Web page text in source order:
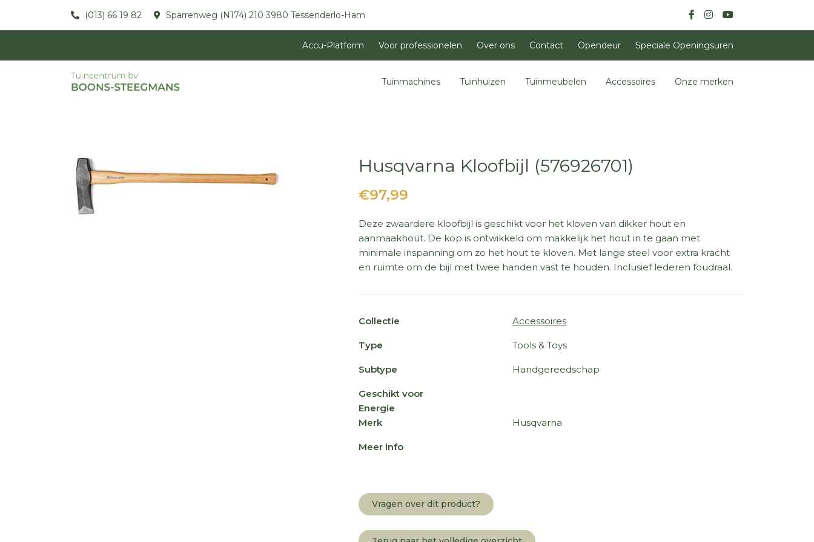
(013) 66 19 82 Sparrenweg (N174) 210 3980 Tessenderlo-Ham
Accu-Platform Voor professionelen Over ons Contact Opendeur Speciale Openingsuren
Tuinmachines Tuinhuizen Tuinmeubelen Accessoires Onze merken
Husqvarna Kloofbijl (576926701)
€97,99
Deze zwaardere kloofbijl is geschikt voor het kloven van dikker hout en
aanmaakhout. De kop is ontwikkeld om makkelijk het hout in te gaan met
minimale inspanning om zo het hout te kloven. Met lange steel voor extra kracht
en ruimte om de bijl met twee handen vast te houden. Inclusief lederen foudraal.
Collectie Accessoires
Type Tools & Toys
Subtype Handgereedschap
Geschikt voor
Energie
Merk
Husqvarna
Meer info
Vragen over dit product?